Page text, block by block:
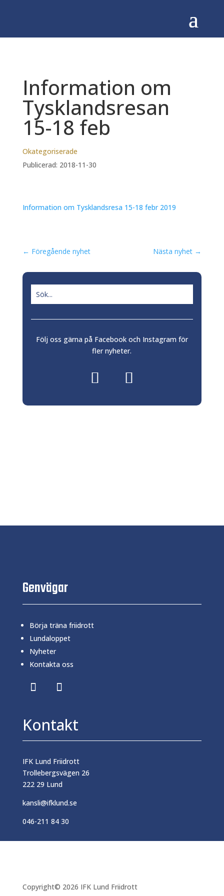
Information om
Tysklandsresan
15-18 feb
Okategoriserade
Publicerad: 2018-11-30
Information om Tysklandsresa 15-18 febr 2019
← Föregående nyhet Nästa nyhet →
Följ oss gärna på Facebook och Instagram för
fler nyheter.
Genvägar
Börja träna friidrott
Lundaloppet
Nyheter
Kontakta oss
Kontakt
IFK Lund Friidrott
Trollebergsvägen 26
222 29 Lund
kansli@ifklund.se
046-211 84 30
Copyright© 2026 IFK Lund Friidrott